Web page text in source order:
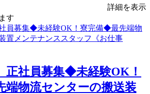
詳細を表示
す
正社員募集◆未経験OK！
物流センターの搬送装